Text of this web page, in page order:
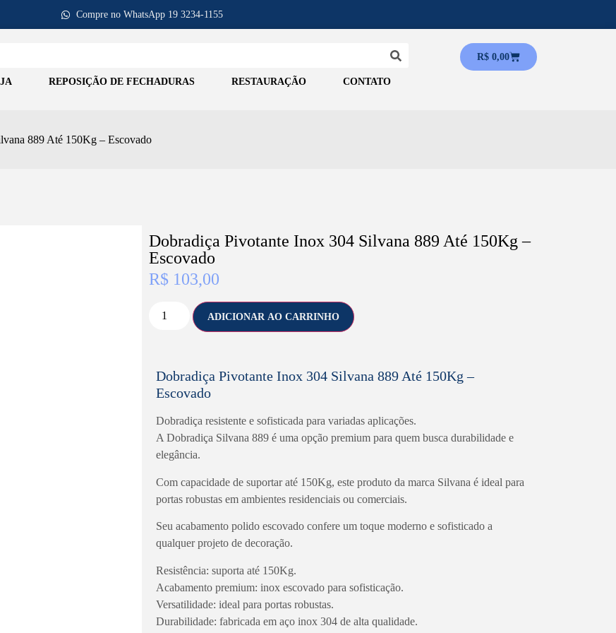
Compre no WhatsApp 19 3234-1155
REPOSIÇÃO DE FECHADURAS RESTAURAÇÃO CONTATO
R$0,00
889 Até 150Kg – Escovado
Dobradiça Pivotante Inox 304 Silvana 889 Até 150Kg –
Escovado
R$ 103,00
ADICIONAR AO CARRINHO
Dobradiça Pivotante Inox 304 Silvana 889 Até 150Kg –
Escovado
Dobradiça resistente e sofisticada para variadas aplicações.
A Dobradiça Silvana 889 é uma opção premium para quem busca durabilidade e
elegância.
Com capacidade de suportar até 150Kg, este produto da marca Silvana é ideal para
portas robustas em ambientes residenciais ou comerciais.
Seu acabamento polido escovado confere um toque moderno e sofisticado a
qualquer projeto de decoração.
Resistência: suporta até 150Kg.
Acabamento premium: inox escovado para sofisticação.
Versatilidade: ideal para portas robustas.
Durabilidade: fabricada em aço inox 304 de alta qualidade.